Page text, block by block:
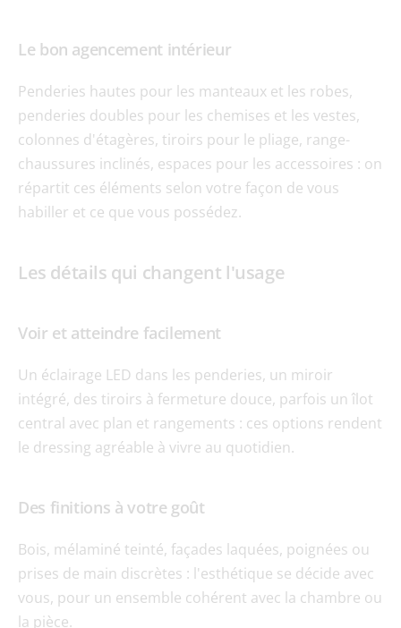
Le bon agencement intérieur
Penderies hautes pour les manteaux et les robes,
penderies doubles pour les chemises et les vestes,
colonnes d'étagères, tiroirs pour le pliage, range-
chaussures inclinés, espaces pour les accessoires : on
répartit ces éléments selon votre façon de vous
habiller et ce que vous possédez.
Les détails qui changent l'usage
Voir et atteindre facilement
Un éclairage LED dans les penderies, un miroir
intégré, des tiroirs à fermeture douce, parfois un îlot
central avec plan et rangements : ces options rendent
le dressing agréable à vivre au quotidien.
Des finitions à votre goût
Bois, mélaminé teinté, façades laquées, poignées ou
prises de main discrètes : l'esthétique se décide avec
vous, pour un ensemble cohérent avec la chambre ou
la pièce.